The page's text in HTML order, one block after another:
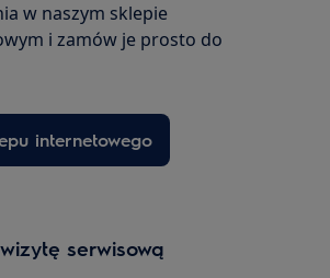
w naszym sklepie
i zamów je prosto do
internetowego
serwisową